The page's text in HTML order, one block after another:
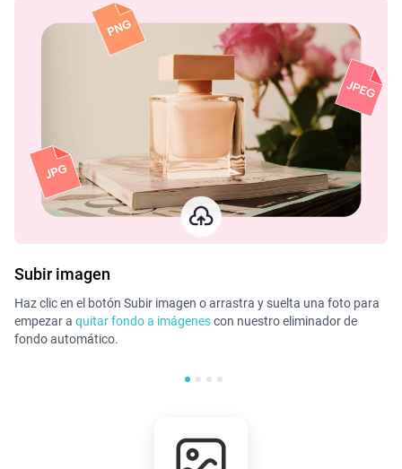
Subir imagen
Haz clic en el botón Subir imagen o arrastra y suelta una foto para
empezar a quitar fondo a imágenescon nuestro eliminador de
fondo automático.